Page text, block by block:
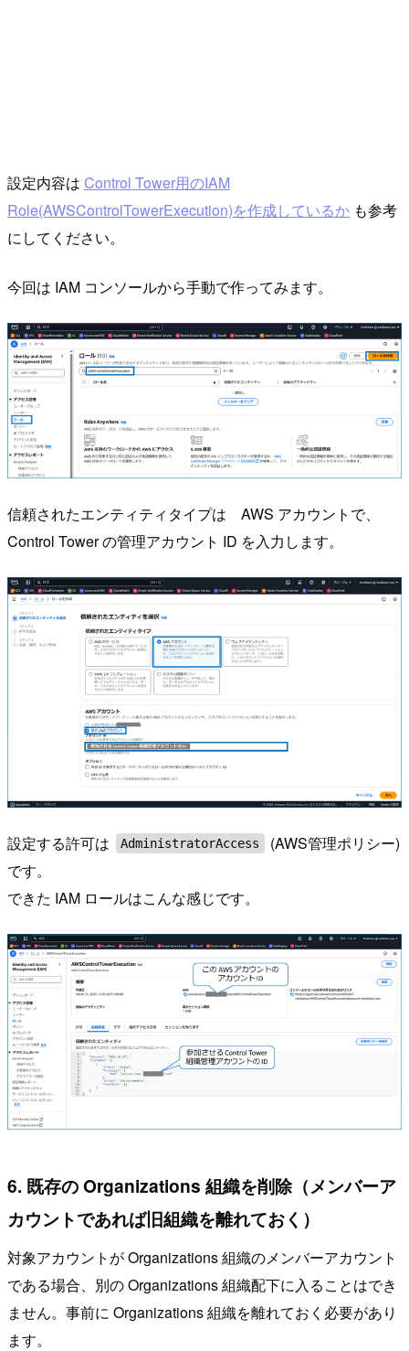
設定内容は Control Tower用のIAM
Role(AWSControlTowerExecution)を作成しているか も参考
にしてください。
今回は IAM コンソールから手動で作ってみます。
信頼されたエンティティタイプは AWS アカウントで、
Control Tower の管理アカウント ID を入力します。
設定する許可は AdministratorAccess
(AWS管理ポリシー)
です。
できた IAM ロールはこんな感じです。
6. 既存の Organizations 組織を削除（メンバーア
カウントであれば旧組織を離れておく）
対象アカウントが Organizations 組織のメンバーアカウント
である場合、別の Organizations 組織配下に入ることはでき
ません。事前に Organizations 組織を離れておく必要があり
ます。